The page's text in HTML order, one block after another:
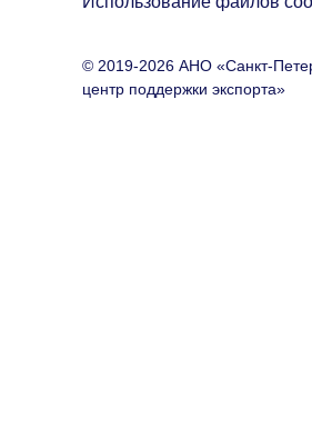
© 2019-2026 АНО «Санкт-
центр поддержки экспорта»